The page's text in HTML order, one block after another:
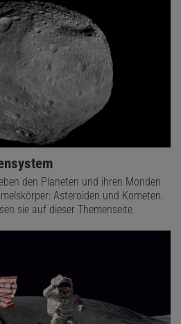
den Planeten und ihren Monden
Asteroiden und Kometen.
sie auf dieser Themenseite